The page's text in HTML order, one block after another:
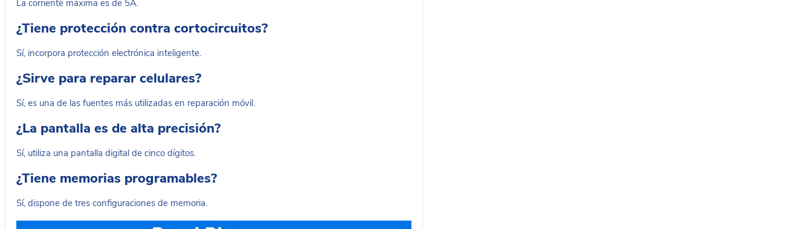
La corriente máxima es de 5A.
¿Tiene protección contra cortocircuitos?
Sí, incorpora protección electrónica inteligente.
¿Sirve para reparar celulares?
Sí, es una de las fuentes más utilizadas en reparación móvil.
¿La pantalla es de alta precisión?
Sí, utiliza una pantalla digital de cinco dígitos.
¿Tiene memorias programables?
Sí, dispone de tres configuraciones de memoria.